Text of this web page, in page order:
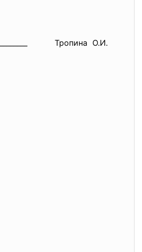
Тропина О.И.